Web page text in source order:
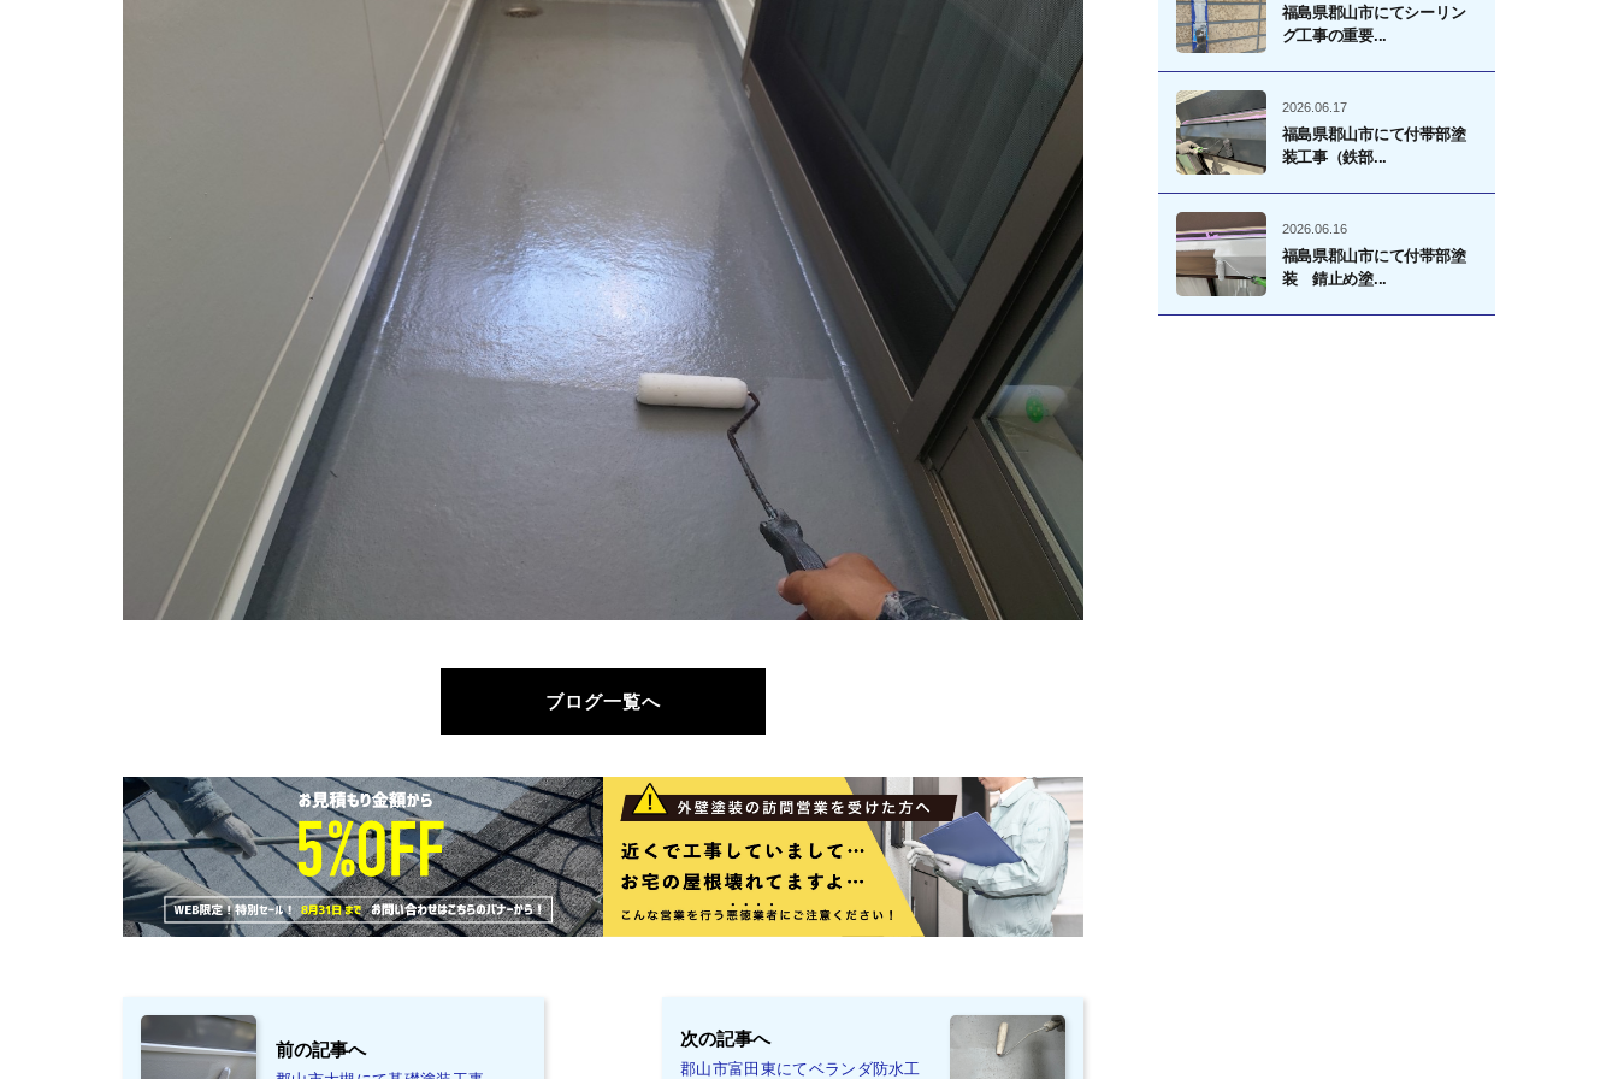
ブログ一覧へ
前の記事へ
次の記事へ
郡山市富田東にてベランダ防水工
福島県郡山市にてシーリン
グ工事の重要...
2026.06.17
福島県郡山市にて付帯部塗
装工事（鉄部...
2026.06.16
福島県郡山市にて付帯部塗
装 錆止め塗...